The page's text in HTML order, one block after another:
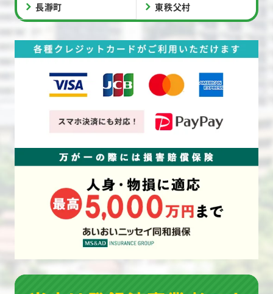
長瀞町 東秩父村